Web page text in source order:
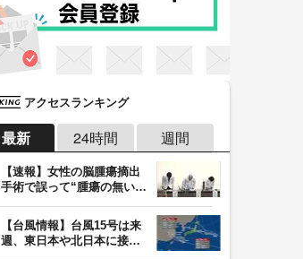
アクセスランキング
最新 24時間 週間
【速報】女性の脳腫瘍摘出
手術で誤って“腫瘍の無い部
【台風情報】台風15号は来
週、東日本や北日本に接近